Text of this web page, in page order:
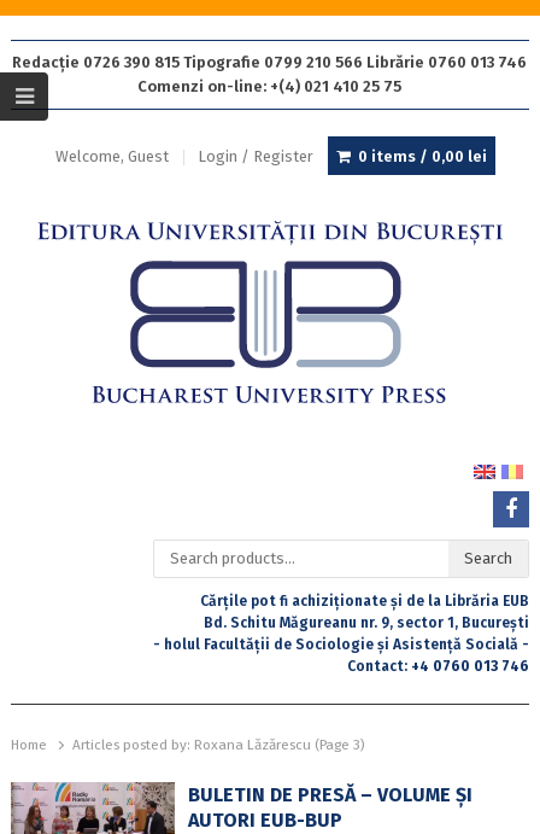
Redacție 0726 390 815 Tipografie 0799 210 566 Librărie 0760 013 746
Comenzi on-line: +(4) 021 410 25 75
Welcome, Guest Login / Register 0 items / 0,00 lei
Search
for:
Search
Cărțile pot fi achiziționate și de la Librăria EUB
Bd. Schitu Măgureanu nr. 9, sector 1, București
- holul Facultății de Sociologie și Asistență Socială -
Contact: +4 0760 013 746
Home Articles posted by: Roxana Lăzărescu (Page 3)
BULETIN DE PRESĂ – VOLUME ȘI
AUTORI EUB-BUP